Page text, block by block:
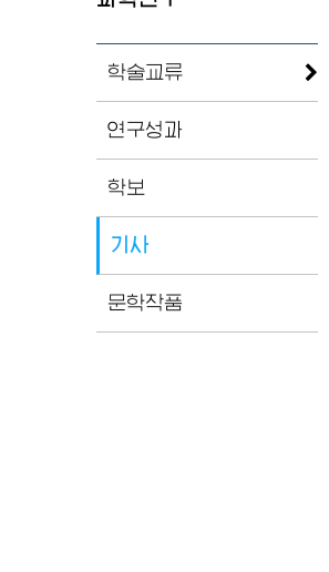
학술교류
연구성과
학보
기사
문학작품